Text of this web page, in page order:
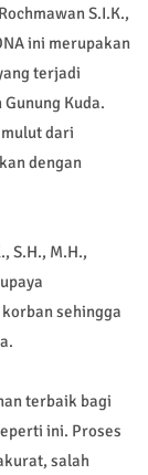
S.I.K.,
ini merupakan
terjadi
Kuda.
dari
dengan
S.H., M.H.,
sehingga
terbaik bagi
ini. Proses
salah